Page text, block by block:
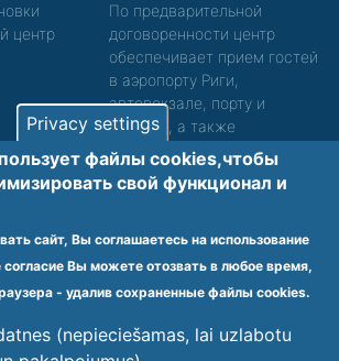
центр
По предварительной
договоренности центр
обеспечивает прием гостей
в аэропорту Риги,
автовокзале, порту и
вокзале, а также
сопровождение. Просьба
звонить, чтобы уточнить
детали.
среды для лиц с
нарушениями.
karte Noteikumi un privātuma politika
Privacy settings
файлы cookies,чтобы
cвой функционал и
сайт, Вы соглашаетесь на использование
Вы можете отозвать в любое время,
- удалив сохраненные файлы cookies.
(nepieciešamas, lai uzlabotu